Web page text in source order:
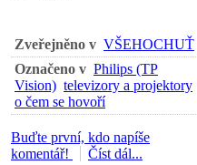
Zveřejněno v VŠEHOCHUŤ
Označeno v Philips (TP
Vision) televizory a projektory
o čem se hovoří
Buďte první, kdo napíše
komentář!
Číst dál...